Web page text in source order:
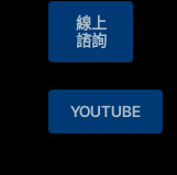
線上
諮詢
YOUTUBE